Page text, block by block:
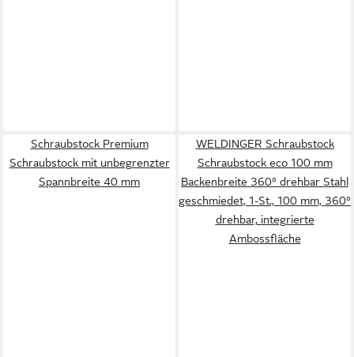
Schraubstock Premium
Schraubstock mit unbegrenzter
Spannbreite 40 mm
WELDINGER Schraubstock
Schraubstock eco 100 mm
Backenbreite 360° drehbar Stahl
geschmiedet, 1-St., 100 mm, 360°
drehbar, integrierte
Ambossfläche